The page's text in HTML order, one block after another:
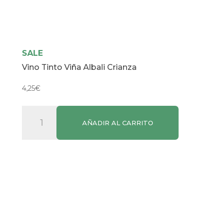
SALE
Vino Tinto Viña Albali Crianza
4,25€
Tinto
AÑADIR AL CARRITO